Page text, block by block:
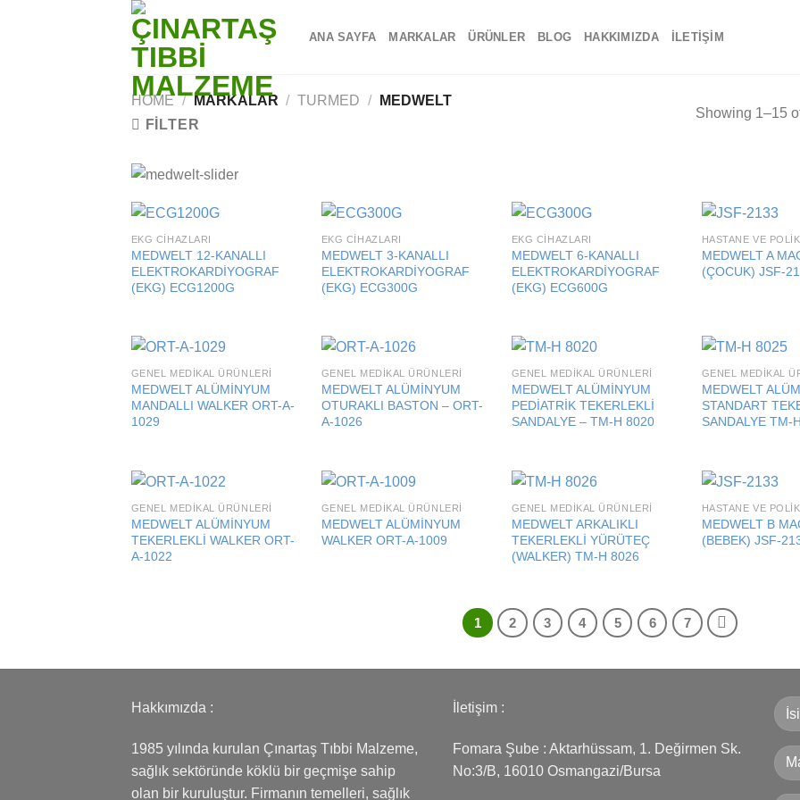
ANA SAYFA MARKALAR ÜRÜNLER BLOG HAKKIMIZDA İLETIŞIM
HOME / MARKALAR / TURMED /
MEDWELT
FILTER
Showing 1–15
Add to
wishlist
EKG CIHAZLARI
MEDWELT 12-KANALLI
ELEKTROKARDİYOGRAF
(EKG) ECG1200G
Add to
wishlist
EKG CIHAZLARI
MEDWELT 3-KANALLI
ELEKTROKARDİYOGRAF
(EKG) ECG300G
Add to
wishlist
EKG CIHAZLARI
MEDWELT 6-KANALLI
ELEKTROKARDİYOGRAF
(EKG) ECG600G
MEDWELT A
(ÇOCUK) JSF-
Add to
wishlist
GENEL MEDIKAL ÜRÜNLERI
MEDWELT ALÜMİNYUM
MANDALLI WALKER ORT-A-
1029
Add to
wishlist
GENEL MEDIKAL ÜRÜNLERI
MEDWELT ALÜMİNYUM
OTURAKLI BASTON – ORT-
A-1026
Add to
wishlist
GENEL MEDIKAL ÜRÜNLERI
MEDWELT ALÜMİNYUM
PEDİATRİK TEKERLEKLİ
SANDALYE – TM-H 8020
GENEL MEDIKAL
MEDWELT
STANDART
SANDALYE TM-
Add to
wishlist
GENEL MEDIKAL ÜRÜNLERI
MEDWELT ALÜMİNYUM
TEKERLEKLİ WALKER ORT-
A-1022
Add to
wishlist
GENEL MEDIKAL ÜRÜNLERI
MEDWELT ALÜMİNYUM
WALKER ORT-A-1009
Add to
wishlist
GENEL MEDIKAL ÜRÜNLERI
MEDWELT ARKALIKLI
TEKERLEKLİ YÜRÜTEÇ
(WALKER) TM-H 8026
MEDWELT B
(BEBEK) JSF-
1 2 3 4 5 6 7
Hakkımızda :
1985 yılında kurulan Çınartaş Tıbbi Malzeme,
sağlık sektöründe köklü bir geçmişe sahip
olan bir kuruluştur. Firmanın temelleri, sağlık
İletişim :
Fomara Şube : Aktarhüssam, 1. Değirmen Sk.
No:3/B, 16010 Osmangazi/Bursa